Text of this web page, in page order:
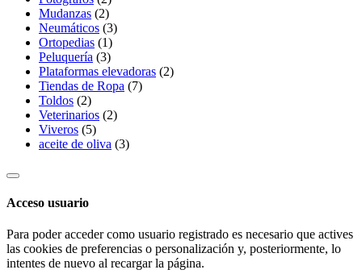
Mudanzas (2)
Neumáticos (3)
Ortopedias (1)
Peluquería (3)
Plataformas elevadoras (2)
Tiendas de Ropa (7)
Toldos (2)
Veterinarios (2)
Viveros (5)
aceite de oliva (3)
Acceso usuario
Para poder acceder como usuario registrado es necesario que actives
las cookies de preferencias o personalización y, posteriormente, lo
intentes de nuevo al recargar la página.